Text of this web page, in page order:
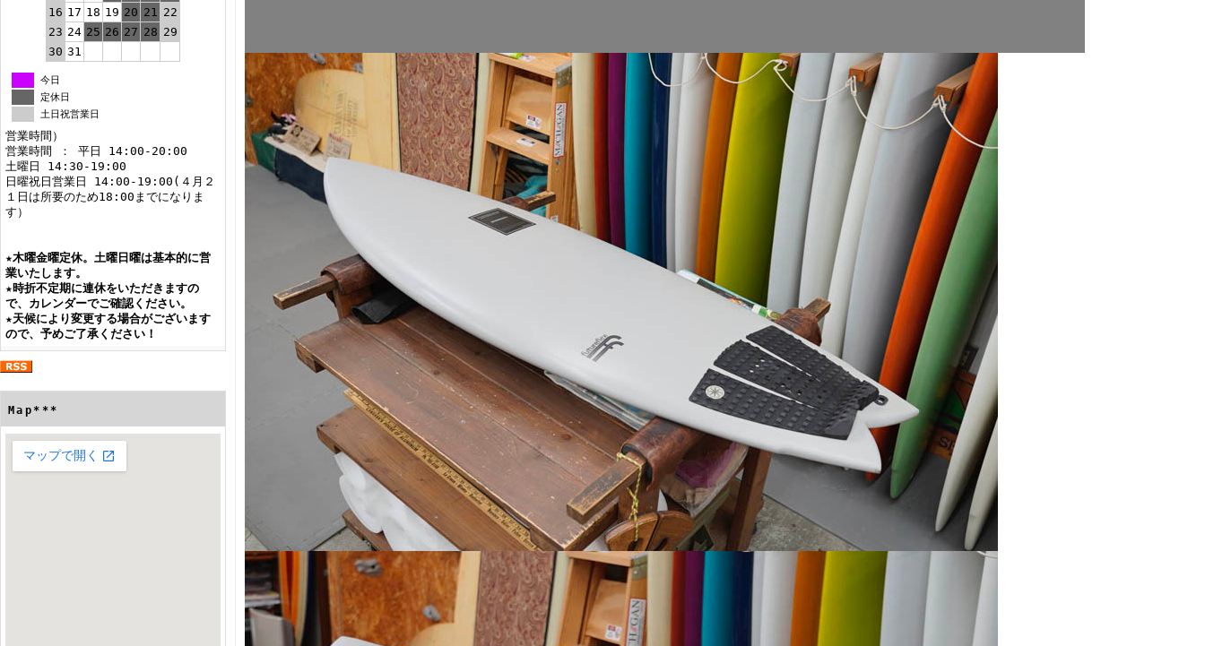
16 17 18 19 20 21 22
23 24 25 26 27 28 29
30 31
今日
定休日
土日祝営業日
営業時間）
営業時間 ： 平日 14:00-20:00
土曜日 14:30-19:00
日曜祝日営業日 14:00-19:00(４月２
１日は所要のため18:00までになりま
す）
★木曜金曜定休。土曜日曜は基本的に営
業いたします。
★時折不定期に連休をいただきますの
で、カレンダーでご確認ください。
★天候により変更する場合がございます
ので、予めご了承ください！
Map***